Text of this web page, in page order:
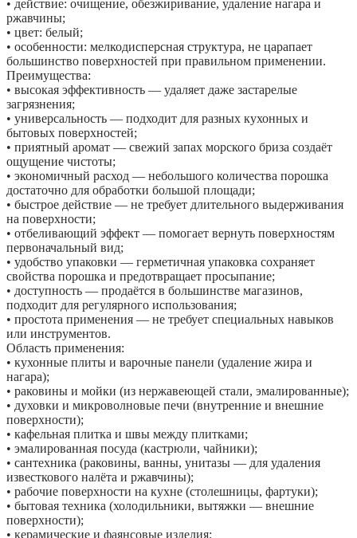
• действие: очищение, обезжиривание, удаление нагара и
ржавчины;
• цвет: белый;
• особенности: мелкодисперсная структура, не царапает
большинство поверхностей при правильном применении.
Преимущества:
• высокая эффективность — удаляет даже застарелые
загрязнения;
• универсальность — подходит для разных кухонных и
бытовых поверхностей;
• приятный аромат — свежий запах морского бриза создаёт
ощущение чистоты;
• экономичный расход — небольшого количества порошка
достаточно для обработки большой площади;
• быстрое действие — не требует длительного выдерживания
на поверхности;
• отбеливающий эффект — помогает вернуть поверхностям
первоначальный вид;
• удобство упаковки — герметичная упаковка сохраняет
свойства порошка и предотвращает просыпание;
• доступность — продаётся в большинстве магазинов,
подходит для регулярного использования;
• простота применения — не требует специальных навыков
или инструментов.
Область применения:
• кухонные плиты и варочные панели (удаление жира и
нагара);
• раковины и мойки (из нержавеющей стали, эмалированные);
• духовки и микроволновые печи (внутренние и внешние
поверхности);
• кафельная плитка и швы между плитками;
• эмалированная посуда (кастрюли, чайники);
• сантехника (раковины, ванны, унитазы — для удаления
известкового налёта и ржавчины);
• рабочие поверхности на кухне (столешницы, фартуки);
• бытовая техника (холодильники, вытяжки — внешние
поверхности);
• керамические и фаянсовые изделия;